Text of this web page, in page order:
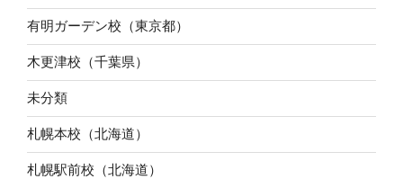
有明ガーデン校（東京都）
木更津校（千葉県）
未分類
札幌本校（北海道）
札幌駅前校（北海道）